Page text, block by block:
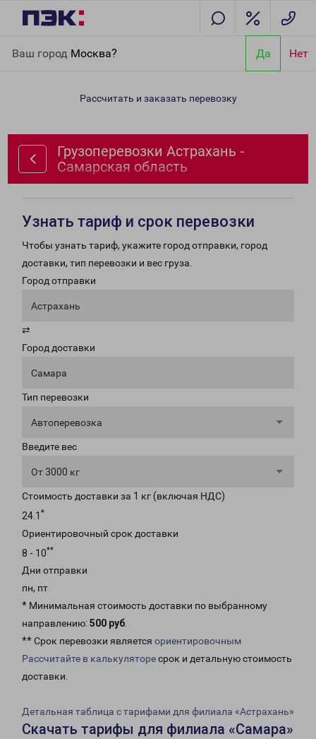
Ваш город Москва? Да Нет
Самарская область
Рассчитать и заказать перевозку
Грузоперевозки Астрахань -
Самарская область
Узнать тариф и срок перевозки
Чтобы узнать тариф, укажите город отправки, город
доставки, тип перевозки и вес груза.
Город отправки
Астрахань
⇄
Город доставки
Самара
Тип перевозки
Автоперевозка
Введите вес
От 3000 кг
Стоимость доставки за 1 кг (включая НДС)
24.1 *
Ориентировочный срок доставки
8 - 10**
Дни отправки
пн, пт
* Минимальная стоимость доставки по выбранному
направлению: 500 руб.
** Срок перевозки является ориентировочным
Рассчитайте в калькуляторесрок и детальную стоимость
доставки.
Детальная таблица с тарифами для филиала «Астрахань»
Скачать тарифы для филиала «Самара»